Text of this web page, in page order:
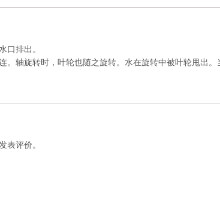
口排出。
。轴旋转时，叶轮也随之旋转。水在旋转中被叶轮甩出
表评价。